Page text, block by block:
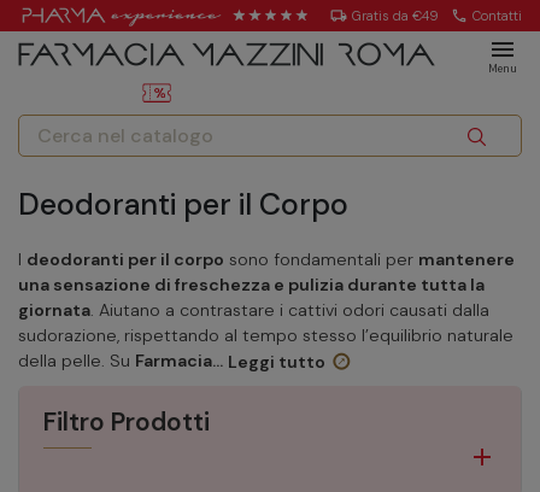
local_shipping Gratis da €49 call Contatti
menu
Menu
Deodoranti per il Corpo
I deodoranti per il corpo sono fondamentali per mantenere
una sensazione di freschezza e pulizia durante tutta la
giornata. Aiutano a contrastare i cattivi odori causati dalla
sudorazione, rispettando al tempo stesso l’equilibrio naturale
della pelle. Su Farmacia... Leggi tutto
Filtro Prodotti